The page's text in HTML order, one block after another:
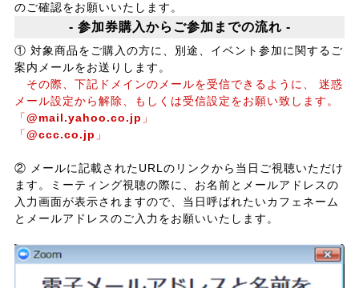
のご確認をお願いいたします。
- 参加券購入からご参加までの流れ -
① 対象商品をご購入の方に、別途、イベント参加に関するご
案内メールをお送りします。
その際、下記ドメインのメールを受信できるように、 迷惑
メール設定から解除、もしくは受信設定をお願い致します。
「@mail.yahoo.co.jp 」
「@ccc.co.jp 」
② メールに記載されたURLのリンクから当日ご視聴いただけ
ます。ミーティング視聴の際に、お名前とメールアドレスの
入力画面が表示されますので、当日呼ばれたいカフェネーム
とメールアドレスのご入力をお願いいたします。